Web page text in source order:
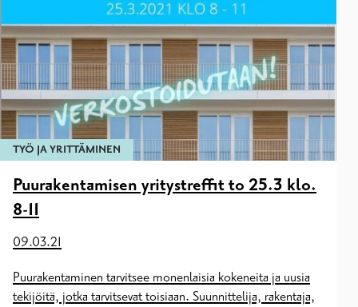
TYÖ JA YRITTÄMINEN
Puurakentamisen yritystreffit to 25.3 klo.
8-11
09.03.21
Puurakentaminen tarvitsee monenlaisia kokeneita ja uusia
tekijöitä, jotka tarvitsevat toisiaan. Suunnittelija, rakentaja,